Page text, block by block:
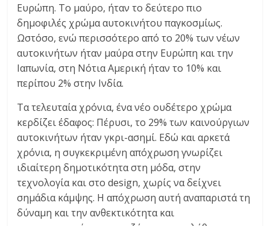
Ευρώπη. Το μαύρο, ήταν το δεύτερο πιο
δημοφιλές χρώμα αυτοκινήτου παγκοσμίως.
Ωστόσο, ενώ περισσότερο από το 20% των νέων
αυτοκινήτων ήταν μαύρα στην Ευρώπη και την
Ιαπωνία, στη Νότια Αμερική ήταν το 10% και
περίπου 2% στην Ινδία.
Τα τελευταία χρόνια, ένα νέο ουδέτερο χρώμα
κερδίζει έδαφος: Πέρυσι, το 29% των καινούργιων
αυτοκινήτων ήταν γκρι-ασημί. Εδώ και αρκετά
χρόνια, η συγκεκριμένη απόχρωση γνωρίζει
ιδιαίτερη δημοτικότητα στη μόδα, στην
τεχνολογία και στο design, χωρίς να δείχνει
σημάδια κάμψης. Η απόχρωση αυτή αναπαριστά τη
δύναμη και την ανθεκτικότητα και